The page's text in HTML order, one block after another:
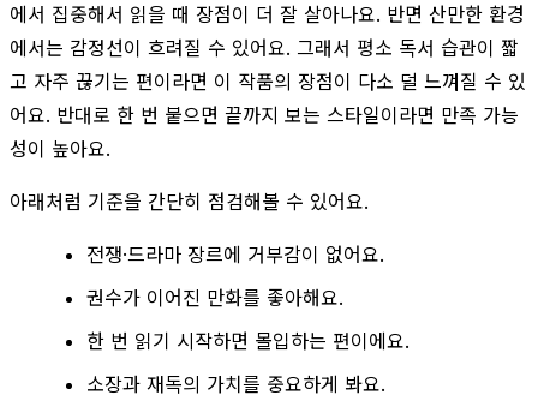
에서 집중해서 읽을 때 장점이 더 잘 살아나요. 반면 산만한 환경
에서는 감정선이 흐려질 수 있어요. 그래서 평소 독서 습관이 짧
고 자주 끊기는 편이라면 이 작품의 장점이 다소 덜 느껴질 수 있
어요. 반대로 한 번 붙으면 끝까지 보는 스타일이라면 만족 가능
성이 높아요.
아래처럼 기준을 간단히 점검해볼 수 있어요.
전쟁·드라마 장르에 거부감이 없어요.
권수가 이어진 만화를 좋아해요.
한 번 읽기 시작하면 몰입하는 편이에요.
소장과 재독의 가치를 중요하게 봐요.